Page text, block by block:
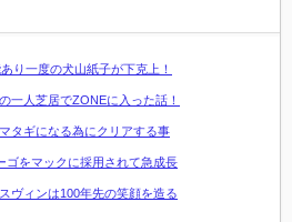
り一度の犬山紙子が下克上！
一人芝居でZONEに入った話！
タギになる為にクリアする事
ゴをマックに採用されて急成長
ヴィンは100年先の笑顔を造る